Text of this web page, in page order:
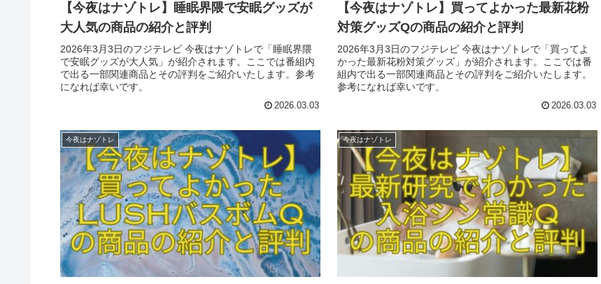
【今夜はナゾトレ】睡眠界隈で安眠グッズが
大人気の商品の紹介と評判
2026年3月3日のフジテレビ 今夜はナゾトレで「睡眠界隈
で安眠グッズが大人気」が紹介されます。ここでは番組内
で出る一部関連商品とその評判をご紹介いたします。参考
になれば幸いです。
2026.03.03
【今夜はナゾトレ】買ってよかった最新花粉
対策グッズQの商品の紹介と評判
2026年3月3日のフジテレビ 今夜はナゾトレで「買ってよ
かった最新花粉対策グッズ」が紹介されます。ここでは番
組内で出る一部関連商品とその評判をご紹介いたします。
参考になれば幸いです。
2026.03.03
今夜はナゾトレ 今夜はナゾトレ